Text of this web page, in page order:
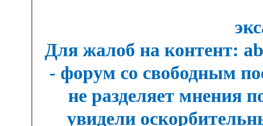
Для жалоб на контент:
- форум со свободным
не разделяет мнения
увидели